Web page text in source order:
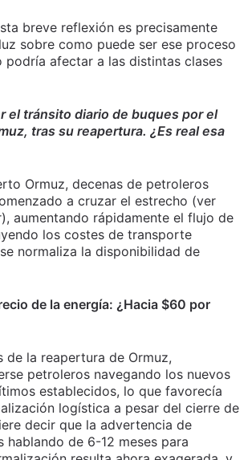
breve reflexión es precisamente
sobre como puede ser ese proceso
podría afectar a las distintas clases
el tránsito diario de buques por el
tras su reapertura. ¿Es real esa
Ormuz, decenas de petroleros
a cruzar el estrecho (ver
aumentando rápidamente el flujo de
los costes de transporte
normaliza la disponibilidad de
de la energía: ¿Hacia $60 por
de la reapertura de Ormuz,
petroleros navegando los nuevos
establecidos, lo que favorecía
logística a pesar del cierre de
decir que la advertencia de
hablando de 6-12 meses para